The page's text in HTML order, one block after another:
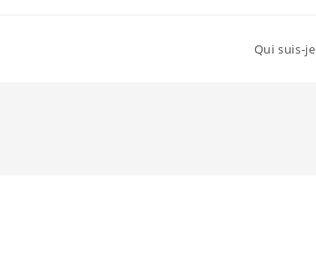
Qui suis-je